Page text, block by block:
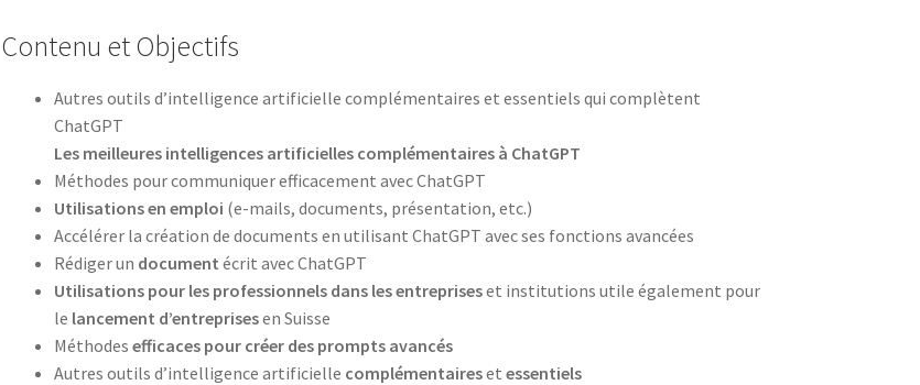
Contenu et Objectifs
Autres outils d’intelligence artificielle complémentaires et essentiels qui complètent
ChatGPT
Les meilleures intelligences artificielles complémentaires à ChatGPT
Méthodes pour communiquer efficacement avec ChatGPT
Utilisations en emploi (e-mails, documents, présentation, etc.)
Accélérer la création de documents en utilisant ChatGPT avec ses fonctions avancées
Rédiger un document écrit avec ChatGPT
Utilisations pour les professionnels dans les entrepriseset institutions utile également pour
le lancement d’entreprisesen Suisse
Méthodesefficaces pour créer des prompts avancés
Autres outils d’intelligence artificielle complémentairesetessentiels